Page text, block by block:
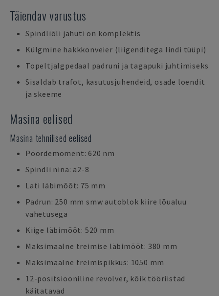
Täiendav varustus
Spindliõli jahuti on komplektis
Külgmine hakkkonveier (liigenditega lindi tüüpi)
Topeltjalgpedaal padruni ja tagapuki juhtimiseks
Sisaldab trafot, kasutusjuhendeid, osade loendit
ja skeeme
Masina eelised
Masina tehnilised eelised
Pöördemoment: 620 nm
Spindli nina: a2-8
Lati läbimõõt: 75 mm
Padrun: 250 mm smw autoblok kiire lõualuu
vahetusega
Kiige läbimõõt: 520 mm
Maksimaalne treimise läbimõõt: 380 mm
Maksimaalne treimispikkus: 1050 mm
12-positsiooniline revolver, kõik tööriistad
käitatavad